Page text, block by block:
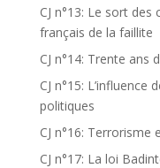
CJ n°13: Le sort
français de la faillite
CJ n°14: Trente ans
CJ n°15:
politiques
CJ n°16: Terrorisme
CJ n°17: La loi